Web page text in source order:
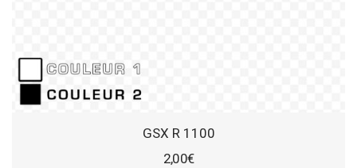
GSX R 1100
2,00€